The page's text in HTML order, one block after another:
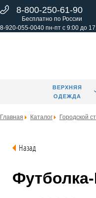
8-800-250-61-90
Бесплатно по России
8-920-055-0040 пн-пт с 9:00 до
ВЕРХНЯЯ
ОДЕЖДА
Главная Каталог Городской
Назад